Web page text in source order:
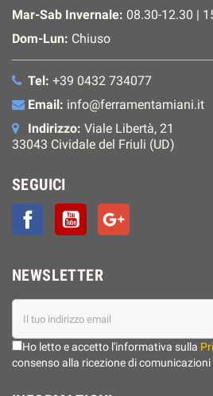
Mar-Sab Invernale: 08.30-12.30 |
Dom-Lun: Chiuso
Tel: +39 0432 734077
Email: info@ferramentamiani.it
Indirizzo: Viale Libertà, 21
33043 Cividale del Friuli (UD)
SEGUICI
FacebookYouTube
NEWSLETTER
Ho letto e accetto l'informativa sulla
consenso alla ricezione di